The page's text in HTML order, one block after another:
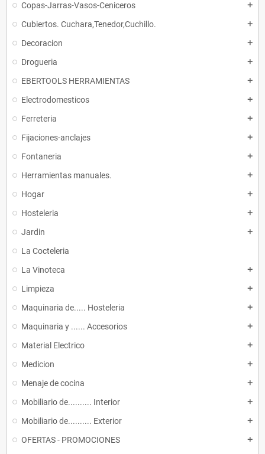
Copas-Jarras-Vasos-Ceniceros add
Cubiertos. Cuchara,Tenedor,Cuchillo. add
Decoracion add
Drogueria add
EBERTOOLS HERRAMIENTAS add
Electrodomesticos add
Ferreteria add
Fijaciones-anclajes add
Fontaneria add
Herramientas manuales. add
Hogar add
Hosteleria add
Jardin add
La Cocteleria
La Vinoteca
add
Limpieza add
Maquinaria de..... Hosteleria add
Maquinaria y ...... Accesorios add
Material Electrico add
Medicion add
Menaje de cocina add
Mobiliario de.......... Interior add
Mobiliario de.......... Exterior add
OFERTAS - PROMOCIONES add